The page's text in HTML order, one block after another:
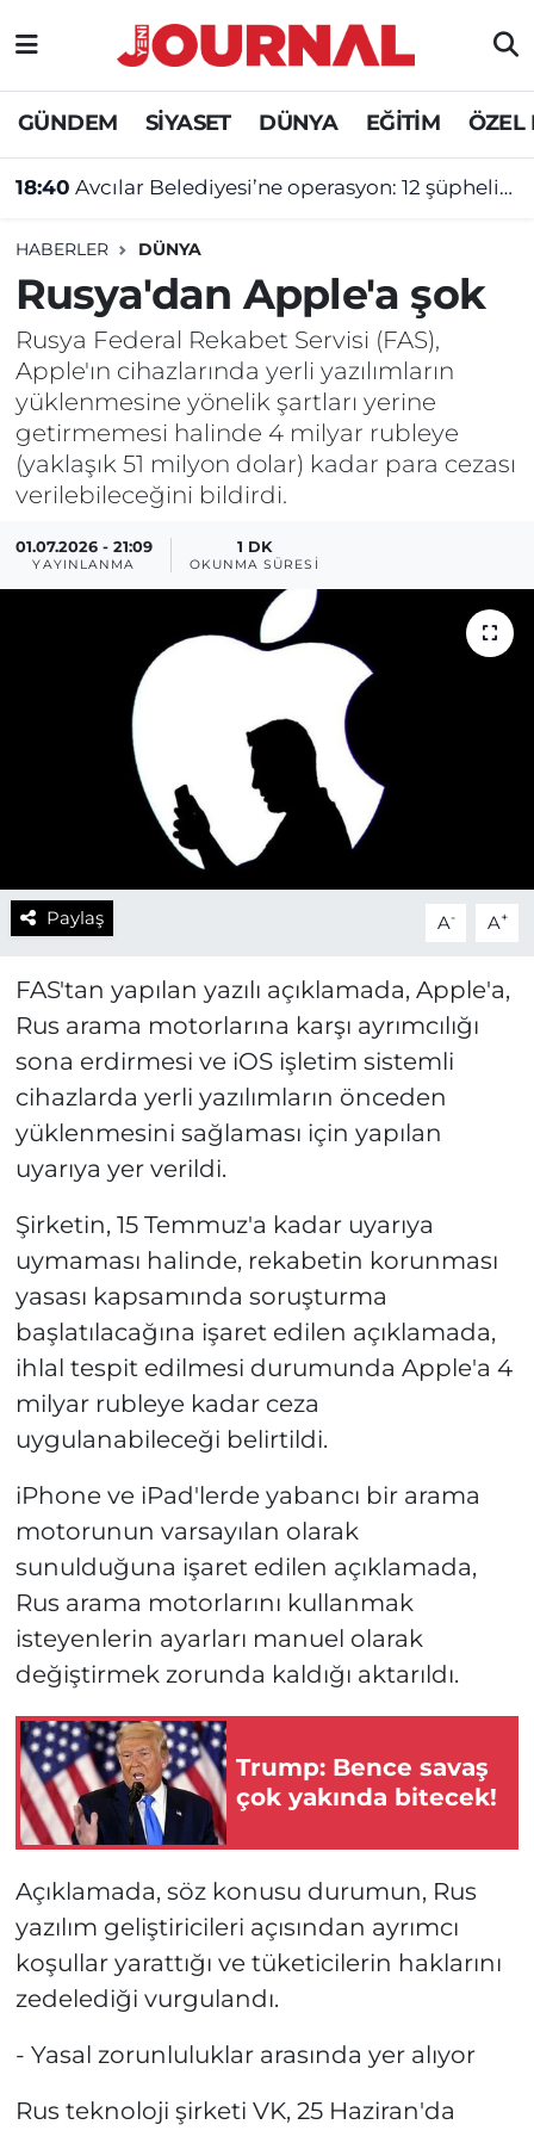
GÜNDEM SİYASET DÜNYA EĞİTİM ÖZEL
18:40 Avcılar Belediyesi’ne operasyon: 12 şüpheliye tutuklama talebi
HABERLER DÜNYA
Rusya'dan Apple'a şok
Rusya Federal Rekabet Servisi (FAS),
Apple'ın cihazlarında yerli yazılımların
yüklenmesine yönelik şartları yerine
getirmemesi halinde 4 milyar rubleye
(yaklaşık 51 milyon dolar) kadar para cezası
verilebileceğini bildirdi.
01.07.2026 - 21:09
YAYINLANMA
1 DK
OKUNMA SÜRESI
Paylaş A- A+
FAS'tan yapılan yazılı açıklamada, Apple'a,
Rus arama motorlarına karşı ayrımcılığı
sona erdirmesi ve iOS işletim sistemli
cihazlarda yerli yazılımların önceden
yüklenmesini sağlaması için yapılan
uyarıya yer verildi.
Şirketin, 15 Temmuz'a kadar uyarıya
uymaması halinde, rekabetin korunması
yasası kapsamında soruşturma
başlatılacağına işaret edilen açıklamada,
ihlal tespit edilmesi durumunda Apple'a 4
milyar rubleye kadar ceza
uygulanabileceği belirtildi.
iPhone ve iPad'lerde yabancı bir arama
motorunun varsayılan olarak
sunulduğuna işaret edilen açıklamada,
Rus arama motorlarını kullanmak
isteyenlerin ayarları manuel olarak
değiştirmek zorunda kaldığı aktarıldı.
Trump: Bence savaş
çok yakında bitecek!
Açıklamada, söz konusu durumun, Rus
yazılım geliştiricileri açısından ayrımcı
koşullar yarattığı ve tüketicilerin haklarını
zedelediği vurgulandı.
- Yasal zorunluluklar arasında yer alıyor
Rus teknoloji şirketi VK, 25 Haziran'da
GÜNDEM
SİYASET
DÜNYA
EĞİTİM
ÖZEL HABER
Nöbetçi Eczaneler
Hava Durumu
Süper Lig Puan Durumu ve Fikstür
Tüm Manşetler
Son Dakika Haberleri
Haber Arşivi